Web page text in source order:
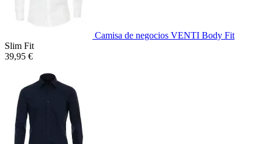
Camisa de negocios VENTI Body Fit
Slim Fit
39,95 €